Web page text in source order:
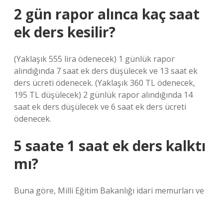
2 gün rapor alınca kaç saat
ek ders kesilir?
(Yaklaşık 555 lira ödenecek) 1 günlük rapor
alındığında 7 saat ek ders düşülecek ve 13 saat ek
ders ücreti ödenecek. (Yaklaşık 360 TL ödenecek,
195 TL düşülecek) 2 günlük rapor alındığında 14
saat ek ders düşülecek ve 6 saat ek ders ücreti
ödenecek.
5 saate 1 saat ek ders kalktı
mı?
Buna göre, Milli Eğitim Bakanlığı idari memurları ve